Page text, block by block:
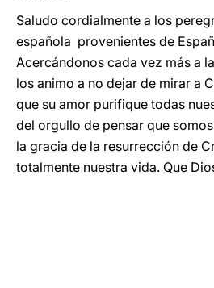
Saludo cordialmente a los
española provenientes de
Acercándonos cada vez más a
los animo a no dejar de mirar a
que su amor purifique todas
del orgullo de pensar que
la gracia de la resurrección de
totalmente nuestra vida. Que